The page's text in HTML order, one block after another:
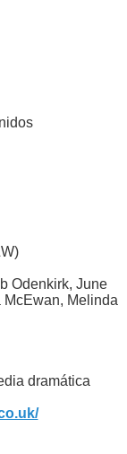
Odenkirk, June
Melinda
dramática